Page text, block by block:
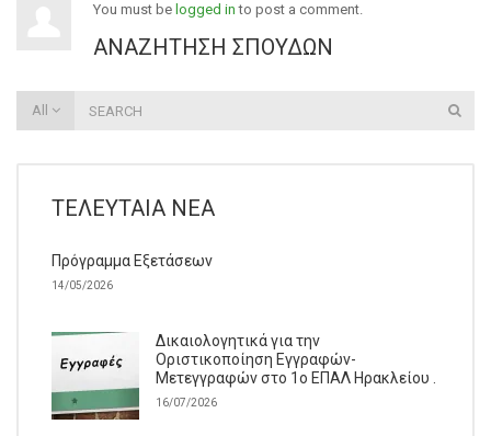
You must be logged in to post a comment.
ΑΝΑΖΉΤΗΣΗ ΣΠΟΥΔΏΝ
All
ΤΕΛΕΥΤΑΊΑ ΝΈΑ
Πρόγραμμα Εξετάσεων
14/05/2026
Δικαιολογητικά για την
Οριστικοποίηση Εγγραφών-
Μετεγγραφών στο 1ο ΕΠΑΛ Ηρακλείου .
16/07/2026